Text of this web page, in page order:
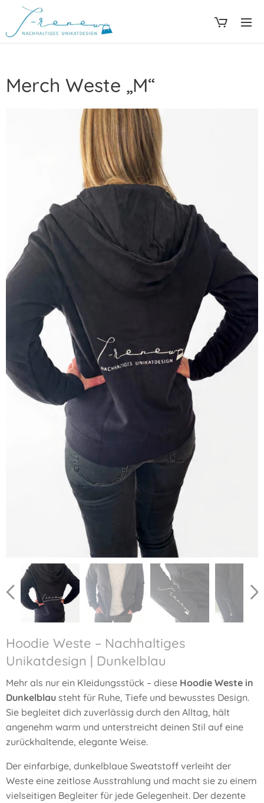
Merch Weste „M“
Hoodie Weste – Nachhaltiges
Unikatdesign | Dunkelblau
Mehr als nur ein Kleidungsstück – diese Hoodie Weste in
Dunkelblau steht für Ruhe, Tiefe und bewusstes Design.
Sie begleitet dich zuverlässig durch den Alltag, hält
angenehm warm und unterstreicht deinen Stil auf eine
zurückhaltende, elegante Weise.
Der einfarbige, dunkelblaue Sweatstoff verleiht der
Weste eine zeitlose Ausstrahlung und macht sie zu einem
vielseitigen Begleiter für jede Gelegenheit. Der dezente